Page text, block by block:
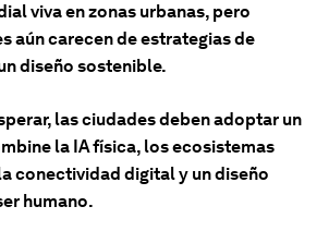
viva en zonas urbanas, pero
aún carecen de estrategias de
diseño sostenible.
las ciudades deben adoptar un
la IA física, los ecosistemas
conectividad digital y un diseño
humano.